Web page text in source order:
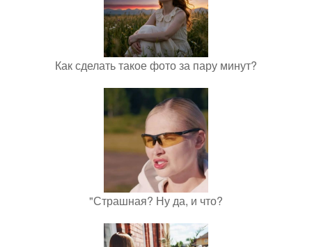
Как сделать такое фото за пару минут?
"Страшная? Ну да, и что?